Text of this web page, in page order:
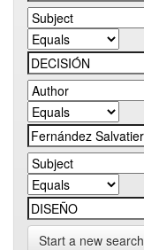
Start a new search